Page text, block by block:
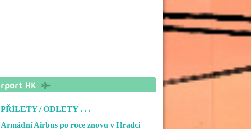
PŘÍLETY / ODLETY. . .
Armádní Airbus po roce znovu v Hradci